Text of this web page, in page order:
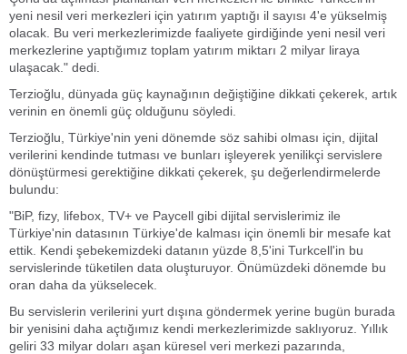
yeni nesil veri merkezleri için yatırım yaptığı il sayısı 4'e yükselmiş
olacak. Bu veri merkezlerimizde faaliyete girdiğinde yeni nesil veri
merkezlerine yaptığımız toplam yatırım miktarı 2 milyar liraya
ulaşacak." dedi.
Terzioğlu, dünyada güç kaynağının değiştiğine dikkati çekerek, artık
verinin en önemli güç olduğunu söyledi.
Terzioğlu, Türkiye'nin yeni dönemde söz sahibi olması için, dijital
verilerini kendinde tutması ve bunları işleyerek yenilikçi servislere
dönüştürmesi gerektiğine dikkati çekerek, şu değerlendirmelerde
bulundu:
"BiP, fizy, lifebox, TV+ ve Paycell gibi dijital servislerimiz ile
Türkiye'nin datasının Türkiye'de kalması için önemli bir mesafe kat
ettik. Kendi şebekemizdeki datanın yüzde 8,5'ini Turkcell'in bu
servislerinde tüketilen data oluşturuyor. Önümüzdeki dönemde bu
oran daha da yükselecek.
Bu servislerin verilerini yurt dışına göndermek yerine bugün burada
bir yenisini daha açtığımız kendi merkezlerimizde saklıyoruz. Yıllık
geliri 33 milyar doları aşan küresel veri merkezi pazarında,